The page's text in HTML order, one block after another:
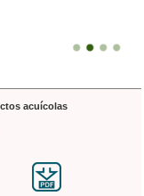
acuícolas